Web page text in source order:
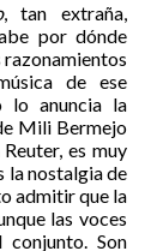
, tan extraña,
por dónde
de ese
lo anuncia la
Mili Bermejo
es muy
la nostalgia de
admitir que la
las voces
Son